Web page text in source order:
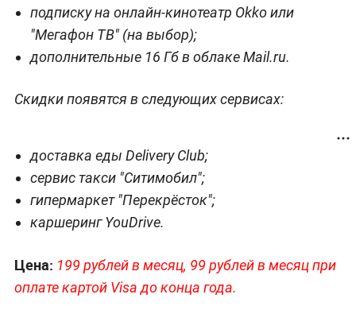
подписку на онлайн-кинотеатр Okko или
"Мегафон ТВ" (на выбор);
дополнительные 16 Гб в облаке Mail.ru.
Скидки появятся в следующих сервисах:
доставка еды Delivery Club;
сервис такси "Ситимобил";
гипермаркет "Перекрёсток";
каршеринг YouDrive.
Цена: 199 рублей в месяц, 99 рублей в месяц при
оплате картой Visa до конца года.